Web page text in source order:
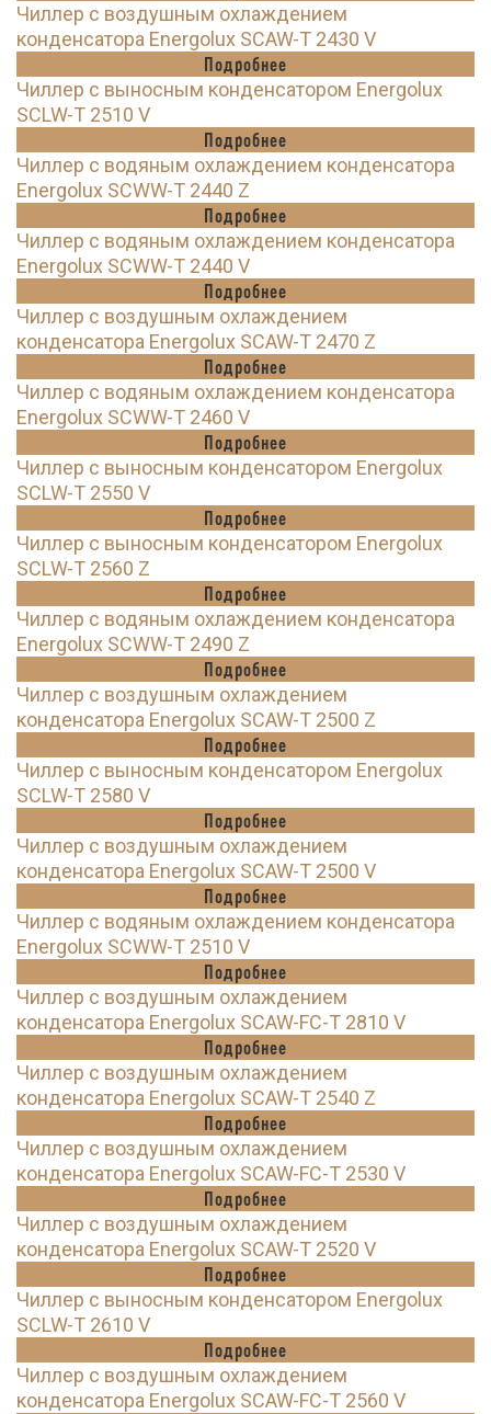
Чиллер с воздушным охлаждением
конденсатора Energolux SCAW-T 2430 V
Подробнее
Чиллер с выносным конденсатором Energolux
SCLW-T 2510 V
Подробнее
Чиллер с водяным охлаждением конденсатора
Energolux SCWW-T 2440 Z
Подробнее
Чиллер с водяным охлаждением конденсатора
Energolux SCWW-T 2440 V
Подробнее
Чиллер с воздушным охлаждением
конденсатора Energolux SCAW-T 2470 Z
Подробнее
Чиллер с водяным охлаждением конденсатора
Energolux SCWW-T 2460 V
Подробнее
Чиллер с выносным конденсатором Energolux
SCLW-T 2550 V
Подробнее
Чиллер с выносным конденсатором Energolux
SCLW-T 2560 Z
Подробнее
Чиллер с водяным охлаждением конденсатора
Energolux SCWW-T 2490 Z
Подробнее
Чиллер с воздушным охлаждением
конденсатора Energolux SCAW-T 2500 Z
Подробнее
Чиллер с выносным конденсатором Energolux
SCLW-T 2580 V
Подробнее
Чиллер с воздушным охлаждением
конденсатора Energolux SCAW-T 2500 V
Подробнее
Чиллер с водяным охлаждением конденсатора
Energolux SCWW-T 2510 V
Подробнее
Чиллер с воздушным охлаждением
конденсатора Energolux SCAW-FC-T 2810 V
Подробнее
Чиллер с воздушным охлаждением
конденсатора Energolux SCAW-T 2540 Z
Подробнее
Чиллер с воздушным охлаждением
конденсатора Energolux SCAW-FC-T 2530 V
Подробнее
Чиллер с воздушным охлаждением
конденсатора Energolux SCAW-T 2520 V
Подробнее
Чиллер с выносным конденсатором Energolux
SCLW-T 2610 V
Подробнее
Чиллер с воздушным охлаждением
конденсатора Energolux SCAW-FC-T 2560 V